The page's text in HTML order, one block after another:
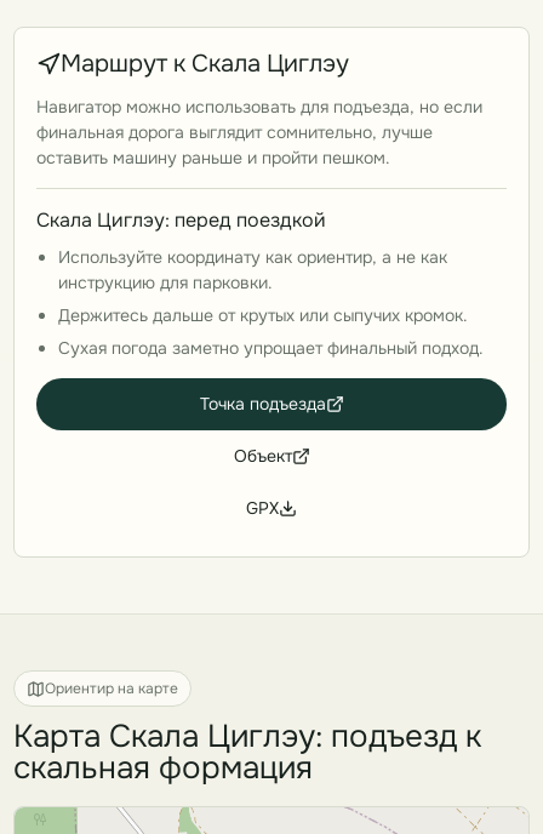
Маршрут к Скала Циглэу
Навигатор можно использовать для подъезда, но если
финальная дорога выглядит сомнительно, лучше
оставить машину раньше и пройти пешком.
Скала Циглэу: перед поездкой
Используйте координату как ориентир, а не как
инструкцию для парковки.
Держитесь дальше от крутых или сыпучих кромок.
Сухая погода заметно упрощает финальный подход.
Точка подъезда
Объект
GPX
Ориентир на карте
Карта Скала Циглэу: подъезд к
скальная формация